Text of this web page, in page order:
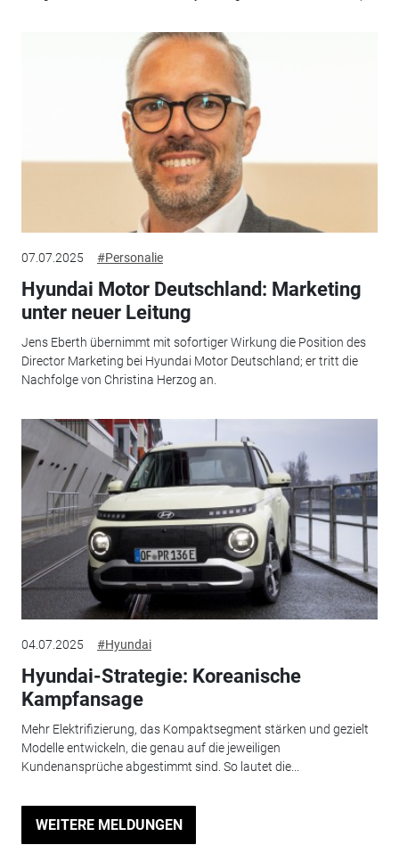
07.07.2025 #Personalie
Hyundai Motor Deutschland: Marketing
unter neuer Leitung
Jens Eberth übernimmt mit sofortiger Wirkung die Position des
Director Marketing bei Hyundai Motor Deutschland; er tritt die
Nachfolge von Christina Herzog an.
04.07.2025 #Hyundai
Hyundai-Strategie: Koreanische
Kampfansage
Mehr Elektrifizierung, das Kompaktsegment stärken und gezielt
Modelle entwickeln, die genau auf die jeweiligen
Kundenansprüche abgestimmt sind. So lautet die...
WEITERE MELDUNGEN